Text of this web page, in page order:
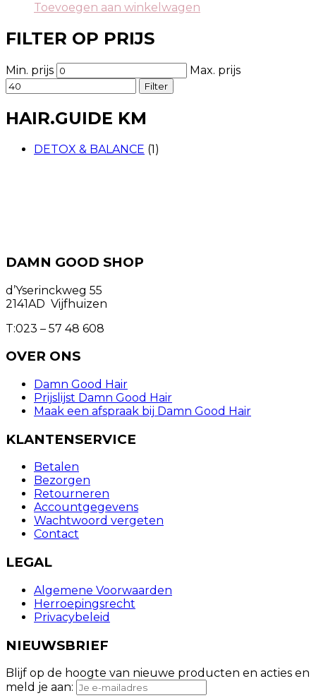
Toevoegen aan winkelwagen
FILTER OP PRIJS
Min. prijs Max. prijs
Filter
HAIR.GUIDE KM
DETOX & BALANCE (1)
DAMN GOOD SHOP
d’Yserinckweg 55
2141AD Vijfhuizen
T:023 – 57 48 608
OVER ONS
Damn Good Hair
Prijslijst Damn Good Hair
Maak een afspraak bij Damn Good Hair
KLANTENSERVICE
Betalen
Bezorgen
Retourneren
Accountgegevens
Wachtwoord vergeten
Contact
LEGAL
Algemene Voorwaarden
Herroepingsrecht
Privacybeleid
NIEUWSBRIEF
Blijf op de hoogte van nieuwe producten en acties en
meld je aan: